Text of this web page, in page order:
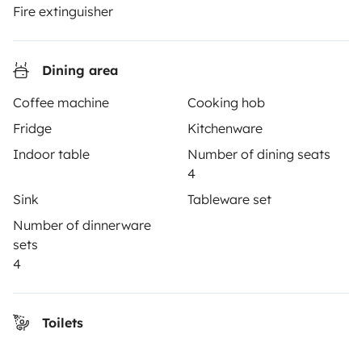
Fire extinguisher
Dining area
Coffee machine
Cooking hob
Fridge
Kitchenware
Indoor table
Number of dining seats
4
Sink
Tableware set
Number of dinnerware
sets
4
Toilets
make every journey unforgettable with Yescapa!
Instagram
X Pinterest Facebook
How it works
Hire a motorhome
Driving a motorhome for the first time
Help Centre for travellers